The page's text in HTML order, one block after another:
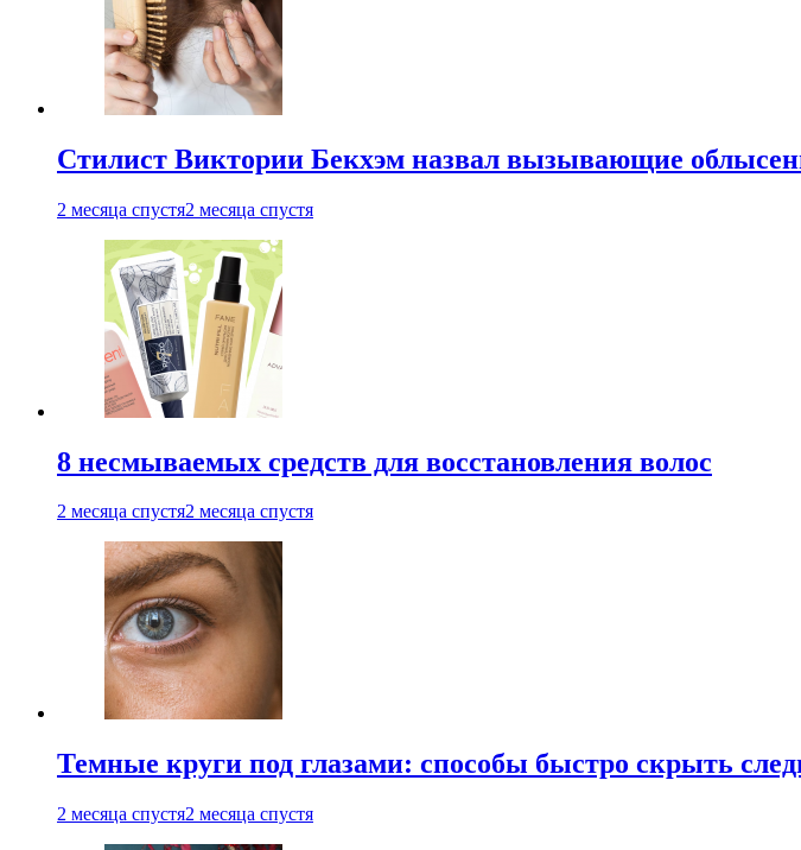
Стилист Виктории Бекхэм назвал вызывающие
2 месяца спустя2 месяца спустя
8 несмываемых средств для восстановления волос
2 месяца спустя2 месяца спустя
Темные круги под глазами: способы быстро скрыть
2 месяца спустя2 месяца спустя